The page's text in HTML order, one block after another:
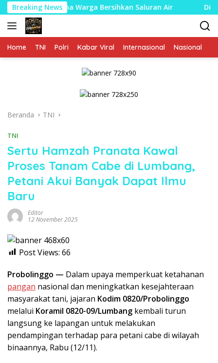
Langsung
ke
konten
Breaking News
Warga Bersihkan Saluran Air Diduga Salah
Home TNI Polri Kabar Viral Internasional Nasional
Beranda TNI
TNI
Sertu Hamzah Pranata Kawal
Proses Tanam Cabe di Lumbang,
Petani Akui Banyak Dapat Ilmu
Baru
Editor
12 November 2025
Post Views: 66
Probolinggo — Dalam upaya memperkuat ketahanan
pangan nasional dan meningkatkan kesejahteraan
masyarakat tani, jajaran Kodim 0820/Probolinggo
melalui Koramil 0820-09/Lumbang kembali turun
langsung ke lapangan untuk melakukan
pendampingan terhadap para petani cabe di wilayah
binaannya, Rabu (12/11).